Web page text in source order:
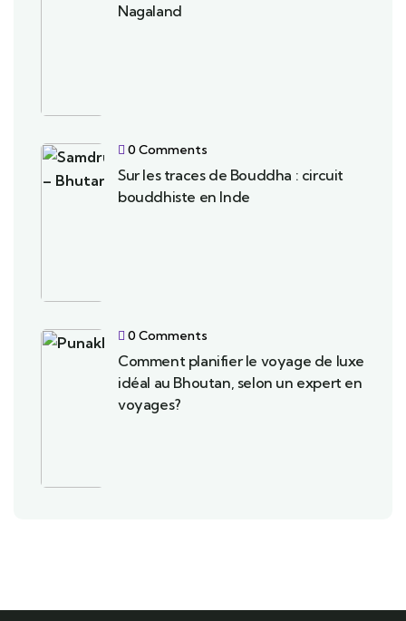
Nagaland
0 Comments
Sur les traces de Bouddha : circuit
bouddhiste en Inde
0 Comments
Comment planifier le voyage de luxe
idéal au Bhoutan, selon un expert en
voyages?